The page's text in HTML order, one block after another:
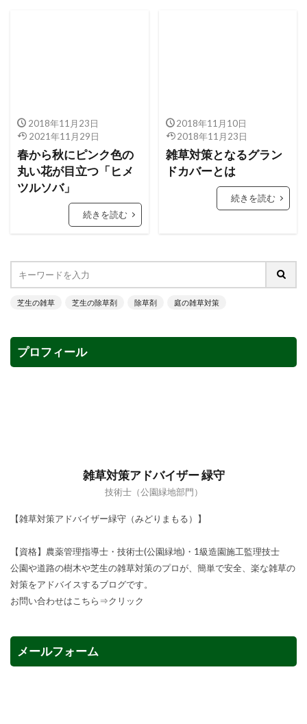
2018年11月23日
2021年11月29日
春から秋にピンク色の
丸い花が目立つ「ヒメ
ツルソバ」
続きを読む
2018年11月10日
2018年11月23日
雑草対策となるグラン
ドカバーとは
続きを読む
芝生の雑草 芝生の除草剤 除草剤 庭の雑草対策
プロフィール
雑草対策アドバイザー 緑守
技術士（公園緑地部門）
【雑草対策アドバイザー緑守（みどりまもる）】
【資格】農薬管理指導士・技術士(公園緑地)・1級造園施工監理技士
公園や道路の樹木や芝生の雑草対策のプロが、簡単で安全、楽な雑草の
対策をアドバイスするブログです。
お問い合わせはこちら⇒クリック
メールフォーム